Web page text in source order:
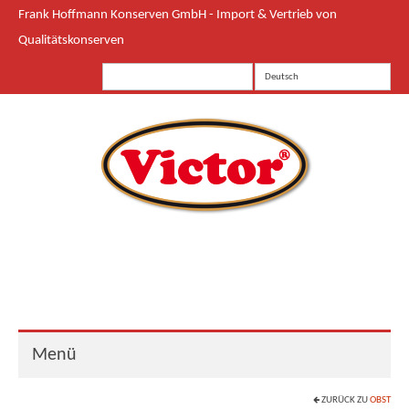
Frank Hoffmann Konserven GmbH - Import & Vertrieb von
Qualitätskonserven
Deutsch
Menü
ZURÜCK ZUOBST